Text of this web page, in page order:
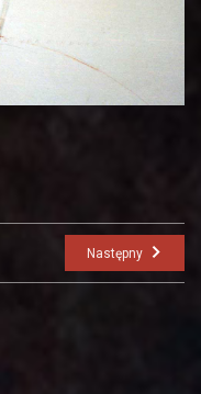
Następny